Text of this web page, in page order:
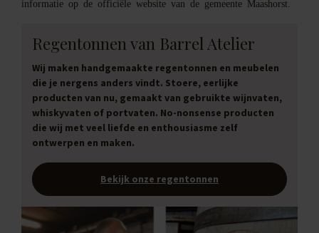
informatie op de officiële website van de gemeente Maashorst.
Regentonnen van Barrel Atelier
Wij maken handgemaakte regentonnen en meubelen
die je nergens anders vindt. Stoere, eerlijke
producten van nu, gemaakt van gebruikte wijnvaten,
whiskyvaten of portvaten. No-nonsense producten
die wij met veel liefde en enthousiasme zelf
ontwerpen en maken.
Bekijk onze regentonnen